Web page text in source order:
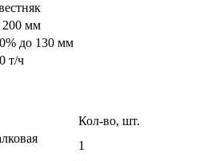
200 мм
до 130 мм
т/ч
Кол-во, шт.
1